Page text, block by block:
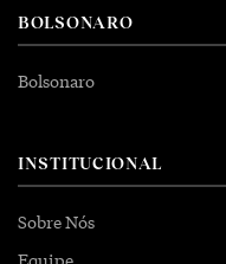
BOLSONARO
Bolsonaro
INSTITUCIONAL
Sobre Nós
Equipe